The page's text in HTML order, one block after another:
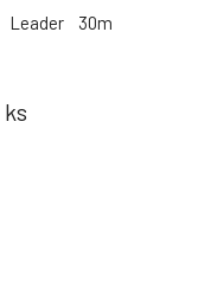
Leader 30m
ks